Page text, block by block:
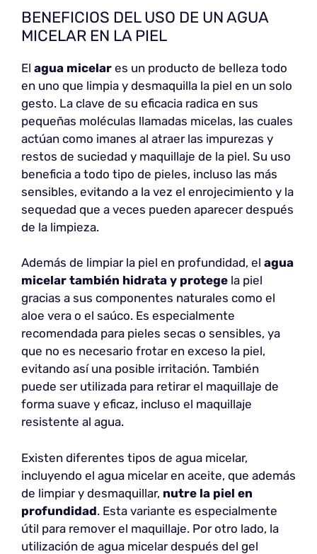
BENEFICIOS DEL USO DE UN AGUA
MICELAR EN LA PIEL
El agua micelar es un producto de belleza todo
en uno que limpia y desmaquilla la piel en un solo
gesto. La clave de su eficacia radica en sus
pequeñas moléculas llamadas micelas, las cuales
actúan como imanes al atraer las impurezas y
restos de suciedad y maquillaje de la piel. Su uso
beneficia a todo tipo de pieles, incluso las más
sensibles, evitando a la vez el enrojecimiento y la
sequedad que a veces pueden aparecer después
de la limpieza.
Además de limpiar la piel en profundidad, el agua
micelar también hidrata y protege la piel
gracias a sus componentes naturales como el
aloe vera o el saúco. Es especialmente
recomendada para pieles secas o sensibles, ya
que no es necesario frotar en exceso la piel,
evitando así una posible irritación. También
puede ser utilizada para retirar el maquillaje de
forma suave y eficaz, incluso el maquillaje
resistente al agua.
Existen diferentes tipos de agua micelar,
incluyendo el agua micelar en aceite, que además
de limpiar y desmaquillar, nutre la piel en
profundidad. Esta variante es especialmente
útil para remover el maquillaje. Por otro lado, la
utilización de agua micelar después del gel